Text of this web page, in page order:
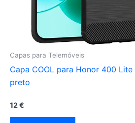
Capas para Telemóveis
Capa COOL para Honor 400
preto
12€